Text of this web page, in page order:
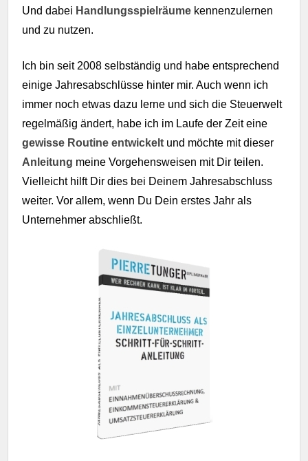
Und dabei Handlungsspielräume kennenzulernen
und zu nutzen.
Ich bin seit 2008 selbständig und habe entsprechend
einige Jahresabschlüsse hinter mir. Auch wenn ich
immer noch etwas dazu lerne und sich die Steuerwelt
regelmäßig ändert, habe ich im Laufe der Zeit eine
gewisse Routine entwickelt und möchte mit dieser
Anleitung meine Vorgehensweisen mit Dir teilen.
Vielleicht hilft Dir dies bei Deinem Jahresabschluss
weiter. Vor allem, wenn Du Dein erstes Jahr als
Unternehmer abschließt.